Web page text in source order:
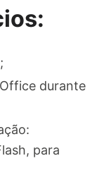
durante
para